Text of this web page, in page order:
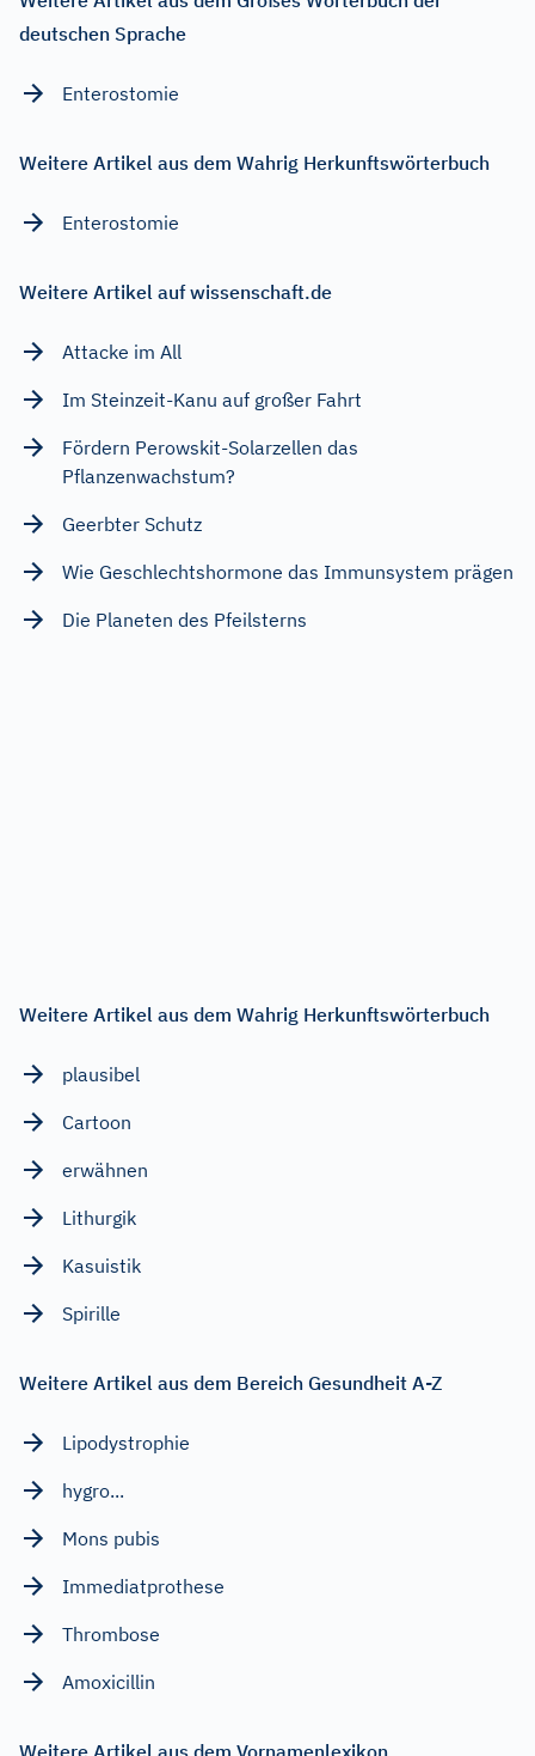
deutschen Sprache
Enterostomie
Weitere Artikel aus dem Wahrig Herkunftswörterbuch
Enterostomie
Weitere Artikel auf wissenschaft.de
Attacke im All
Im Steinzeit-Kanu auf großer Fahrt
Fördern Perowskit-Solarzellen das
Pflanzenwachstum?
Geerbter Schutz
Wie Geschlechtshormone das Immunsystem prägen
Die Planeten des Pfeilsterns
Weitere Artikel aus dem Wahrig Herkunftswörterbuch
plausibel
Cartoon
erwähnen
Lithurgik
Kasuistik
Spirille
Weitere Artikel aus dem Bereich Gesundheit A-Z
Lipodystrophie
hygro...
Mons pubis
Immediatprothese
Thrombose
Amoxicillin
Weitere Artikel aus dem Vornamenlexikon